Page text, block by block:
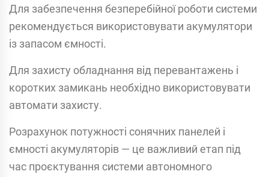
Для забезпечення безперебійної роботи системи
рекомендується використовувати акумулятори
із запасом ємності.
Для захисту обладнання від перевантажень і
коротких замикань необхідно використовувати
автомати захисту.
Розрахунок потужності сонячних панелей і
ємності акумуляторів — це важливий етап під
час проєктування системи автономного